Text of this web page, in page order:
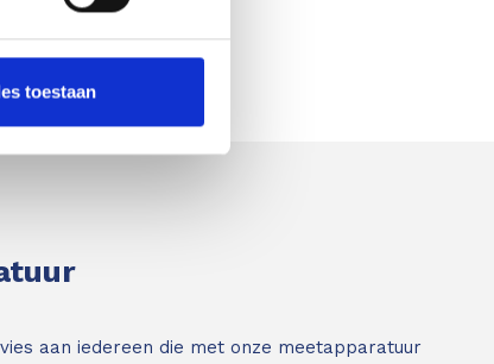
toestaan
aan iedereen die met onze meetapparatuur